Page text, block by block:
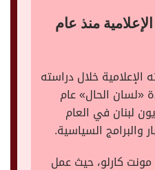
منذ عام
خلال دراسته
«لسان الحال» عام
لبنان في العام
كارلو، حيث عمل